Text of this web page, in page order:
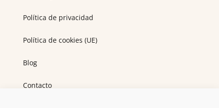
Política de privacidad
Política de cookies (UE)
Blog
Contacto